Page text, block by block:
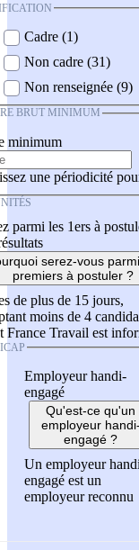
Cadre (1)
Non cadre (31)
Non renseignée (9)
BRUT MINIMUM
minimum
une périodicité
parmi les 1ers à
serez-vous
premiers à postuler ?
de plus de 15 jours,
moins de 4
France Travail est
Employeur handi-
engagé
Qu'est-ce qu'un
employeur handi-
engagé ?
Un employeur
engagé est un
employeur reconnu